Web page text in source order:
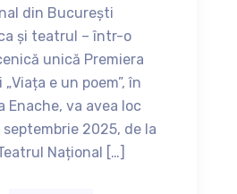
din București
și teatrul – într-o
unică Premiera
e un poem”, în
Enache, va avea loc
2025, de la
Național […]